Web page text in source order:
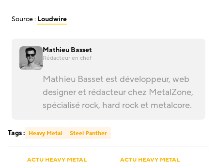
Source : Loudwire
Mathieu Basset
Rédacteur en chef
Mathieu Basset est développeur, web
designer et rédacteur chez MetalZone,
spécialisé rock, hard rock et metalcore.
Tags : Heavy Metal Steel Panther
ACTU HEAVY METAL
ACTU HEAVY METAL